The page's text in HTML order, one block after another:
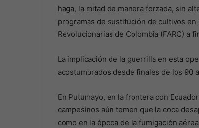
haga, la mitad de manera forzada, sin
programas de sustitución de cultivos en
Revolucionarias de Colombia (FARC) a
La implicación de la guerrilla en esta
acostumbrados desde finales de los 90
En Putumayo, en la frontera con
campesinos aún temen que la coca
como en la época de la fumigación